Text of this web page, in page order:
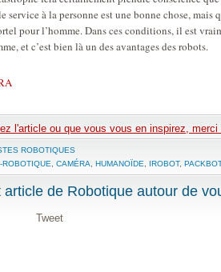
service à la personne est une bonne chose, mais
pour l’homme. Dans ces conditions, il est
et c’est bien là un des avantages des robots.
l'article ou que vous vous en inspirez,
ROBOTIQUES
ROBOTIQUE CAMÉRA HUMANOÏDE IROBOT,
de Robotique autour de
Tweet